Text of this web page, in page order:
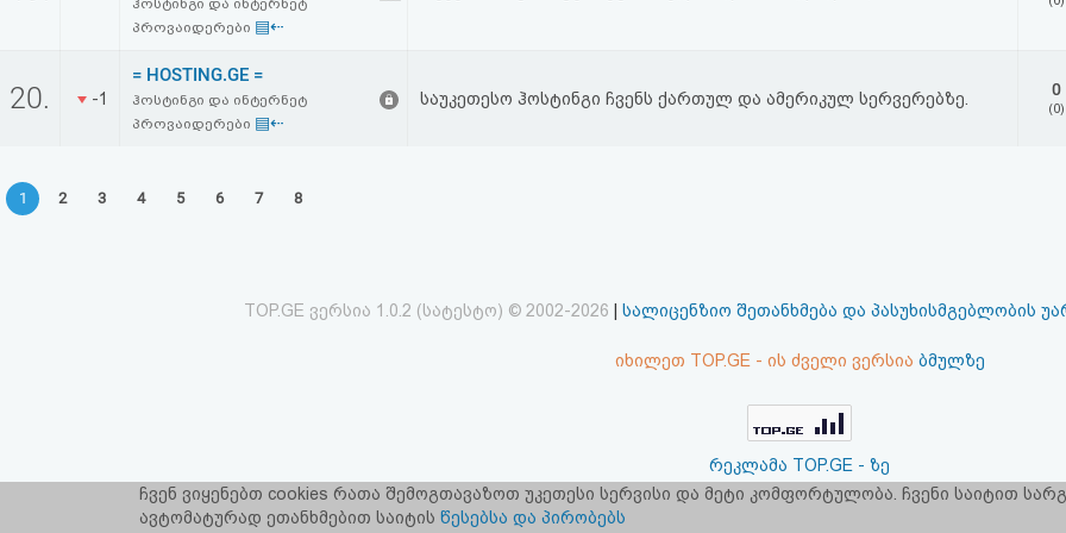
ჰოსტინგი და ინტერნეტ
პროვაიდერები ▤⇠
20. -1
= HOSTING.GE =
ჰოსტინგი და ინტერნეტ
პროვაიდერები ▤⇠
საუკეთესო ჰოსტინგი ჩვენს ქართულ და ამერიკულ სერვერებზე. 0
(0)
1 2 3 4 5 6 7 8
TOP.GE ვერსია 1.0.2 (სატესტო) © 2002-2026 სალიცენზიო შეთანხმება და პასუხისმგებლობის
იხილეთ TOP.GE - ის ძველი ვერსია ბმულზე
რეკლამა TOP.GE - ზე
TOP.GE-ს სერვერების განთავსებას და ინტერნეტთან კავშირს
ჩვენ ვიყენებთ cookies რათა შემოგთავაზოთ უკეთესი სერვისი და მეტი კომფორტულობა. ჩვენი საიტით
ავტომატურად ეთანხმებით საიტის წესებსა და პირობებს